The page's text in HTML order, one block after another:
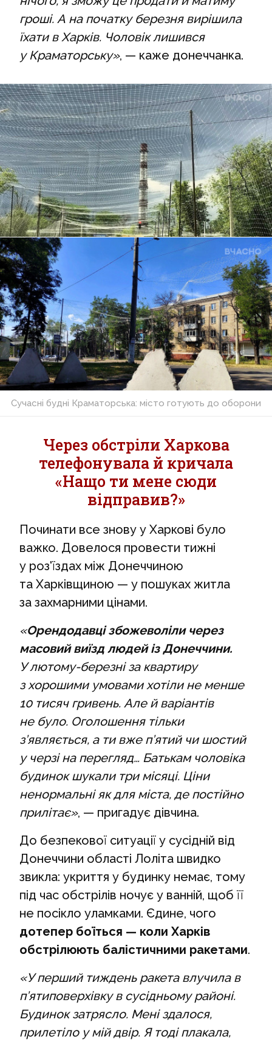
гроші. А на початку березня вирішила
їхати в Харків. Чоловік лишився
у Краматорську», — каже донеччанка.
Сучасні будні Краматорська: місто готують до оборони
Через обстріли Харкова
телефонувала й кричала
«Нащо ти мене сюди
відправив?»
Починати все знову у Харкові було
важко. Довелося провести тижні
у роз'їздах між Донеччиною
та Харківщиною — у пошуках житла
за захмарними цінами.
«Орендодавці збожеволіли через
масовий виїзд людей із Донеччини.
У лютому-березні за квартиру
з хорошими умовами хотіли не менше
10 тисяч гривень. Але й варіантів
не було. Оголошення тільки
з’являється, а ти вже п’ятий чи шостий
у черзі на перегляд… Батькам чоловіка
будинок шукали три місяці. Ціни
ненормальні як для міста, де постійно
прилітає», — пригадує дівчина.
До безпекової ситуації у сусідній від
Донеччини області Лоліта швидко
звикла: укриття у будинку немає, тому
під час обстрілів ночує у ванній, щоб її
не посікло уламками. Єдине, чого
дотепер боїться — коли Харків
обстрілюють балістичними ракетами.
«У перший тиждень ракета влучила в
п’ятиповерхівку в сусідньому районі.
Будинок затрясло. Мені здалося,
прилетіло у мій двір. Я тоді плакала,